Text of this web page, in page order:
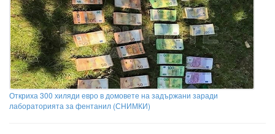
Откриха 300 хиляди евро в домовете на задържани заради
лабораторията за фентанил (СНИМКИ)